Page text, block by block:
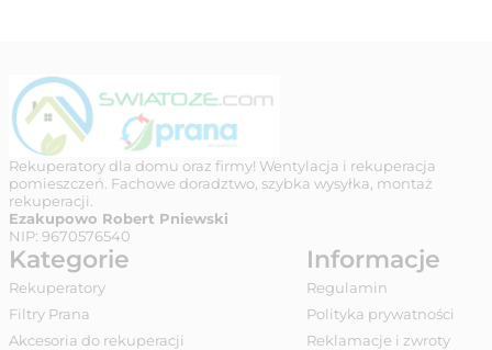
Rekuperatory dla domu oraz firmy! Wentylacja i rekuperacja
pomieszczeń. Fachowe doradztwo, szybka wysyłka, montaż
rekuperacji.
Ezakupowo Robert Pniewski
NIP: 9670576540
Kategorie
Rekuperatory
Filtry Prana
Akcesoria do rekuperacji
Informacje
Regulamin
Polityka prywatności
Reklamacje i zwroty